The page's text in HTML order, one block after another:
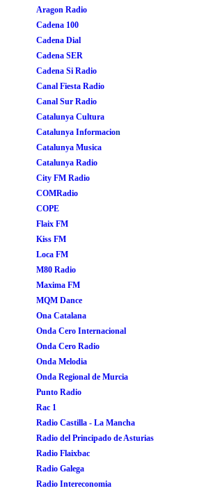
Aragon Radio
Cadena 100
Cadena Dial
Cadena SER
Cadena Si Radio
Canal Fiesta Radio
Canal Sur Radio
Catalunya Cultura
Catalunya Informacion
Catalunya Musica
Catalunya Radio
City FM Radio
COMRadio
COPE
Flaix FM
Kiss FM
Loca FM
M80 Radio
Maxima FM
MQM Dance
Ona Catalana
Onda Cero Internacional
Onda Cero Radio
Onda Melodia
Onda Regional de Murcia
Punto Radio
Rac 1
Radio Castilla - La Mancha
Radio del Principado de Asturias
Radio Flaixbac
Radio Galega
Radio Intereconomia